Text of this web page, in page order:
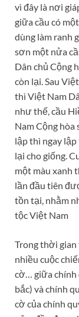
vì đây là nơi
giữa cầu có
dùng làm ranh
sơn một nửa
Dân chủ Cộng
còn lại. Sau
thì Việt Nam
như thế, cầu
Nam Cộng hòa
lập thì ngay
lại cho giống.
một màu xanh
lần đầu tiên
tồn tại, nhằm
tộc Việt Nam
Trong thời
nhiều cuộc
cờ… giữa chính
bắc) và chính
cờ của chính